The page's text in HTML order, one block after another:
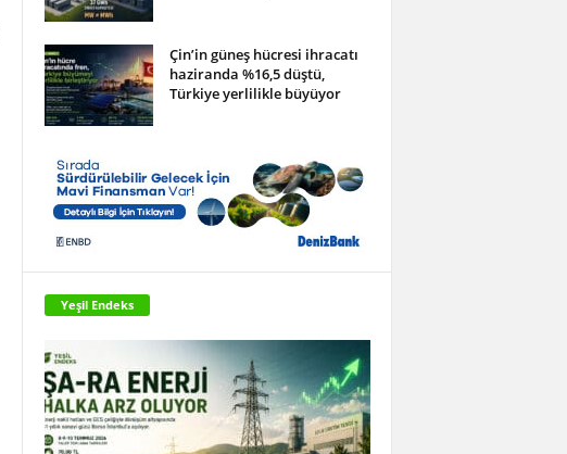
Çin’in güneş hücresi ihracatı
haziranda %16,5 düştü,
Türkiye yerlilikle büyüyor
Yeşil Endeks